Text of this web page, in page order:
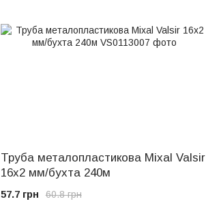
Труба металопластикова Mixal Valsir
16х2 мм/бухта 240м
60.8 грн
57.7 грн